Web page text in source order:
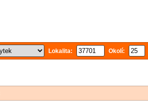
Lokalita: Okolí: